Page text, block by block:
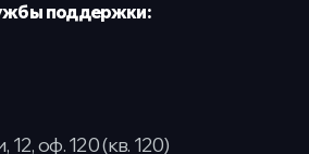
поддержки:
оф. 120 (кв. 120)